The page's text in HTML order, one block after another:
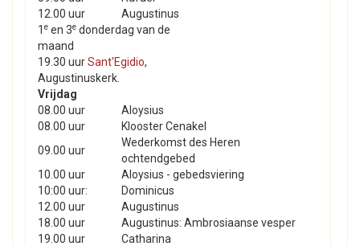
12.00 uur
Augustinus
1 e en 3e donderdag van de
maand
19.30 uurSant'Egidio,
Augustinuskerk.
Vrijdag
08.00 uur
Aloysius
08.00 uur
Klooster Cenakel
09.00 uur
Wederkomst des Heren
ochtendgebed
10.00 uur
Aloysius - gebedsviering
10:00 uur:
Dominicus
12.00 uur
Augustinus
18.00 uur
Augustinus: Ambrosiaanse vesper
19.00 uur
Catharina